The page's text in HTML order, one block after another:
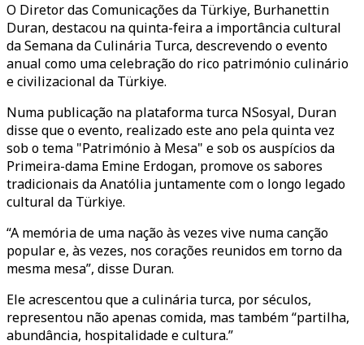
O Diretor das Comunicações da Türkiye, Burhanettin
Duran, destacou na quinta-feira a importância cultural
da Semana da Culinária Turca, descrevendo o evento
anual como uma celebração do rico património culinário
e civilizacional da Türkiye.
Numa publicação na plataforma turca NSosyal, Duran
disse que o evento, realizado este ano pela quinta vez
sob o tema "Património à Mesa" e sob os auspícios da
Primeira-dama Emine Erdogan, promove os sabores
tradicionais da Anatólia juntamente com o longo legado
cultural da Türkiye.
“A memória de uma nação às vezes vive numa canção
popular e, às vezes, nos corações reunidos em torno da
mesma mesa”, disse Duran.
Ele acrescentou que a culinária turca, por séculos,
representou não apenas comida, mas também “partilha,
abundância, hospitalidade e cultura.”